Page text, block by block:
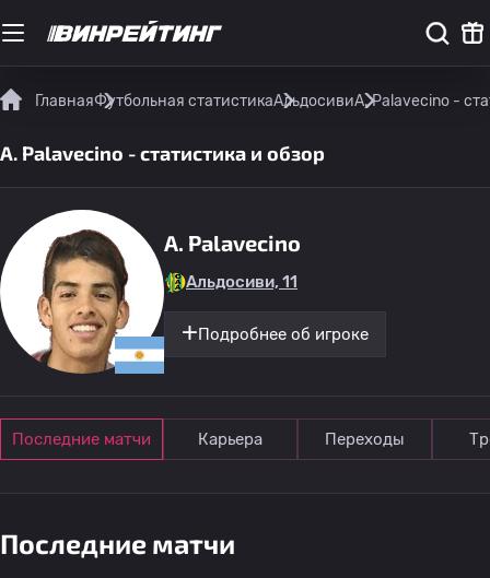
ГлавнаяФутбольная статистикаАльдосивиA. Palavecino -
A. Palavecino - статистика и обзор
A. Palavecino
Альдосиви, 11
Подробнее об игроке
Последние матчи Карьера Переходы
Последние матчи